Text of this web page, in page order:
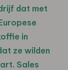
dat met
in
ze wilden
Sales